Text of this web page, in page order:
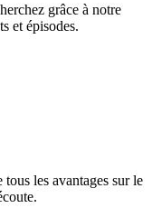
grâce à notre
et épisodes.
les avantages sur le